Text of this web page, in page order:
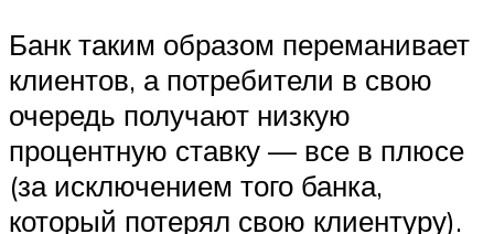
Банк таким образом переманивает
клиентов, а потребители в свою
очередь получают низкую
процентную ставку — все в плюсе
(за исключением того банка,
который потерял свою клиентуру).